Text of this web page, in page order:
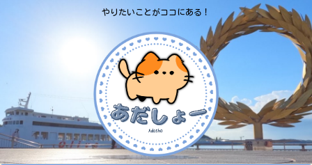
やりたいことがココにある！